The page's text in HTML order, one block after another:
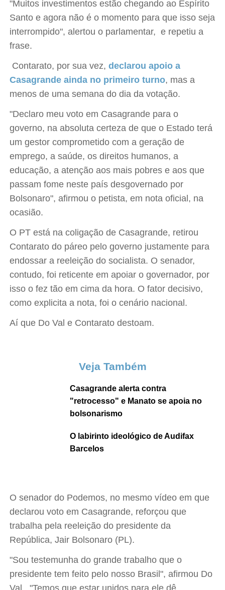
"Muitos investimentos estão chegando ao Espírito
Santo e agora não é o momento para que isso seja
interrompido", alertou o parlamentar, e repetiu a
frase.
Contarato, por sua vez,declarou apoio a
Casagrande ainda no primeiro turno, mas a
menos de uma semana do dia da votação.
"Declaro meu voto em Casagrande para o
governo, na absoluta certeza de que o Estado terá
um gestor comprometido com a geração de
emprego, a saúde, os direitos humanos, a
educação, a atenção aos mais pobres e aos que
passam fome neste país desgovernado por
Bolsonaro", afirmou o petista, em nota oficial, na
ocasião.
O PT está na coligação de Casagrande, retirou
Contarato do páreo pelo governo justamente para
endossar a reeleição do socialista. O senador,
contudo, foi reticente em apoiar o governador, por
isso o fez tão em cima da hora. O fator decisivo,
como explicita a nota, foi o cenário nacional.
Aí que Do Val e Contarato destoam.
Veja Também
Casagrande alerta contra
"retrocesso" e Manato se apoia no
bolsonarismo
O labirinto ideológico de Audifax
Barcelos
O senador do Podemos, no mesmo vídeo em que
declarou voto em Casagrande, reforçou que
trabalha pela reeleição do presidente da
República, Jair Bolsonaro (PL).
"Sou testemunha do grande trabalho que o
presidente tem feito pelo nosso Brasil", afirmou Do
Val. "Temos que estar unidos para ele dê